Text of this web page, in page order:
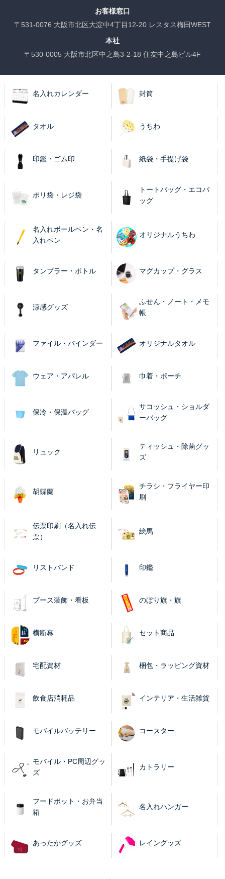
お客様窓口
〒531-0076 大阪市北区大淀中4丁目12-20 レスタス梅田WEST
本社
〒530-0005 大阪市北区中之島3-2-18 住友中之島ビル4F
名入れカレンダー 封筒
タオル うちわ
印鑑・ゴム印 紙袋・手提げ袋
ポリ袋・レジ袋
トートバッグ・エコバ
ッグ
名入れボールペン・名
入れペン
オリジナルうちわ
タンブラー・ボトル マグカップ・グラス
涼感グッズ
ふせん・ノート・メモ
帳
ファイル・バインダー オリジナルタオル
ウェア・アパレル 巾着・ポーチ
保冷・保温バッグ
サコッシュ・ショルダ
ーバッグ
リュック
ティッシュ・除菌グッ
ズ
胡蝶蘭
チラシ・フライヤー印
刷
伝票印刷（名入れ伝
票）
絵馬
リストバンド 印鑑
ブース装飾・看板 のぼり旗・旗
横断幕 セット商品
宅配資材 梱包・ラッピング資材
飲食店消耗品 インテリア・生活雑貨
モバイルバッテリー コースター
モバイル・PC周辺グッ
ズ
カトラリー
フードポット・お弁当
箱
名入れハンガー
あったかグッズ レイングッズ